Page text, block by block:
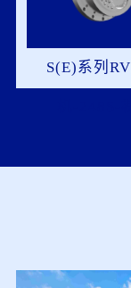
S(E)系列
机-248S-